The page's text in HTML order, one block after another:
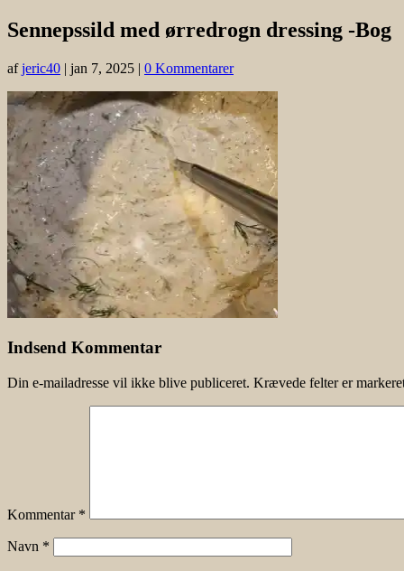
Sennepssild med ørredrogn dressing -Bog
afjeric40 | jan 7, 2025 | 0 Kommentarer
Indsend Kommentar
Din e-mailadresse vil ikke blive publiceret. Krævede felter er
Kommentar *
Navn *